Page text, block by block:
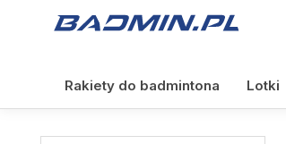
Rakiety do badmintona Lotki